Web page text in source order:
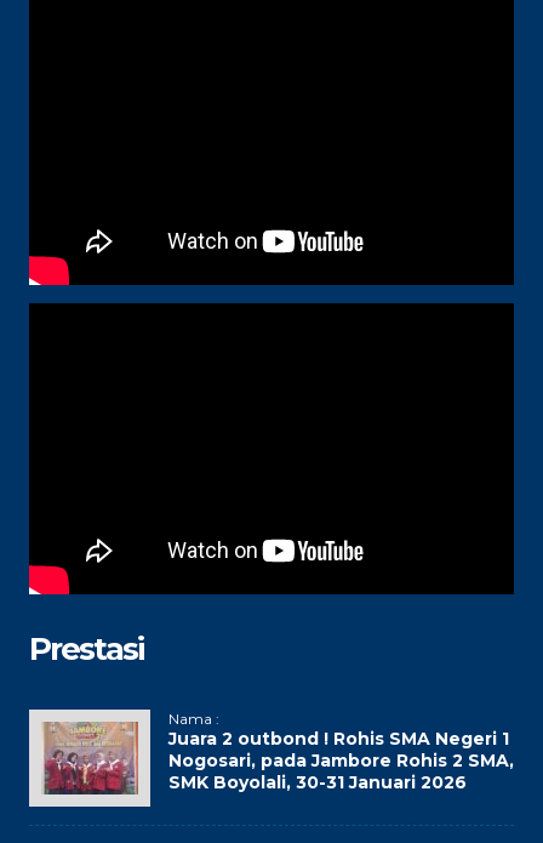
Prestasi
Nama :
Juara 2 outbond ! Rohis SMA Negeri 1
Nogosari, pada Jambore Rohis 2 SMA,
SMK Boyolali, 30-31 Januari 2026